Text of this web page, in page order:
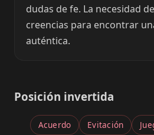
dudas de fe. La necesidad
creencias para encontrar
auténtica.
Posición invertida
Acuerdo Evitación